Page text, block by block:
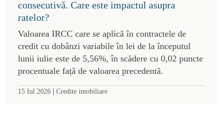
consecutivă. Care este impactul asupra
ratelor?
Valoarea IRCC care se aplică în contractele de
credit cu dobânzi variabile în lei de la începutul
lunii iulie este de 5,56%, în scădere cu 0,02 puncte
procentuale față de valoarea precedentă.
15 Iul 2026 | Credite imobiliare